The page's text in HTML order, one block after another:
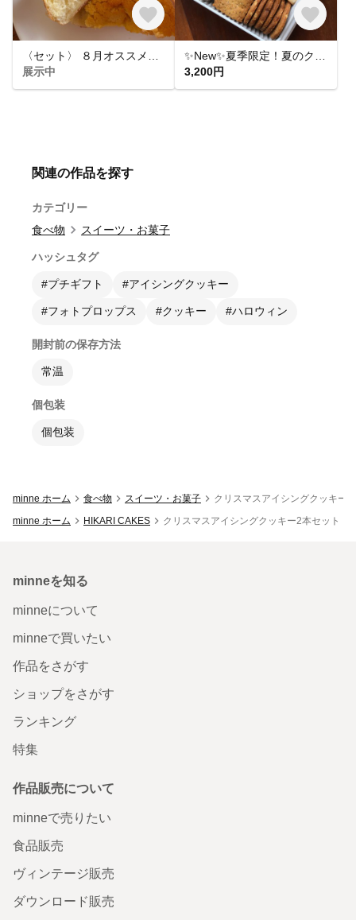
展示中
3,200円
関連の作品を探す
カテゴリー
食べ物
スイーツ・お菓子
ハッシュタグ
#プチギフト #アイシングクッキー
#フォトプロップス #クッキー #ハロウィン
開封前の保存方法
常温
個包装
個包装
minne ホーム 食べ物 スイーツ・お菓子
クリスマスアイシングクッキー
minne ホーム
HIKARI CAKES クリスマスアイシングクッキー2本セット （
minneを知る
minneについて
minneで買いたい
作品をさがす
ショップをさがす
ランキング
特集
作品販売について
minneで売りたい
食品販売
ヴィンテージ販売
ダウンロード販売